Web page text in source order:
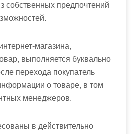
собственных предпочтений
магазина,
выполняется буквально
перехода покупатель
о товаре, в том
менеджеров.
в действительно